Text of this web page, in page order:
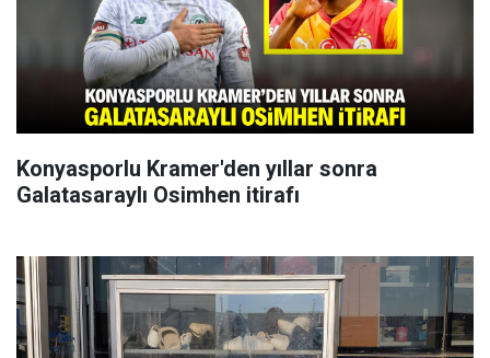
Konyasporlu Kramer'den yıllar sonra
Galatasaraylı Osimhen itirafı